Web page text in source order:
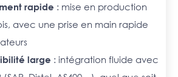
rapide : mise en production
avec une prise en main rapide
large : intégration fluide avec